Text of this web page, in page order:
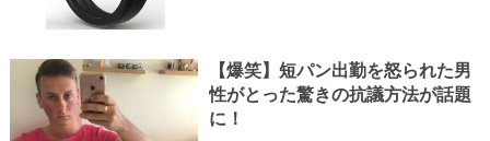
【爆笑】短パン出勤を怒られた男
性がとった驚きの抗議方法が話題
に！